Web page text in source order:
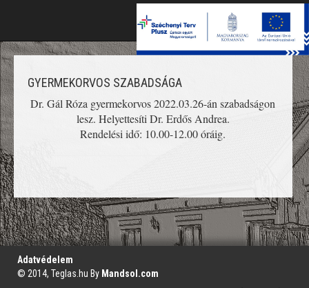
GYERMEKORVOS SZABADSÁGA
Dr. Gál Róza gyermekorvos 2022.03.26-án szabadságon
lesz. Helyettesíti Dr. Erdős Andrea.
Rendelési idő: 10.00-12.00 óráig.
';
Adatvédelem
© 2014, Teglas.hu By Mandsol.com